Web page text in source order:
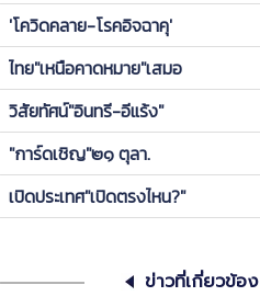
'โควิดคลาย-โรคอิจฉาคุ'
ไทย"เหนือคาดหมาย"เสมอ
วิสัยทัศน์"อินทรี-อีแร้ง"
"การ์ดเชิญ"๒๑ ตุลา.
เปิดประเทศ"เปิดตรงไหน?"
ข่าวที่เกี่ยวข้อง